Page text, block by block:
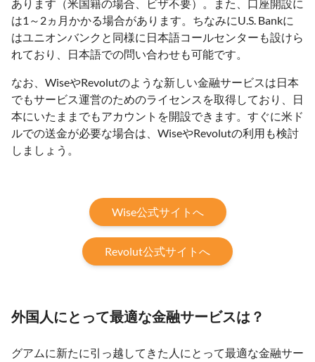
あります（米国籍の場合、ビザ不要）。また、口座開設に
は1～2ヵ月かかる場合があります。ちなみにU.S. Bankに
はユニオンバンクと同様に日本語コールセンターも設けら
れており、日本語での問い合わせも可能です。
なお、WiseやRevolutのような新しい金融サービスは日本
でもサービス運営のためのライセンスを取得しており、日
本にいたままでもアカウントを開設できます。すぐに米ド
ルでの送金が必要な場合は、WiseやRevolutの利用も検討
しましょう。
Wise公式サイトへ
Revolut公式サイトへ
外国人にとって最適な金融サービスは？
グアムに新たに引っ越してきた人にとって最適な金融サー